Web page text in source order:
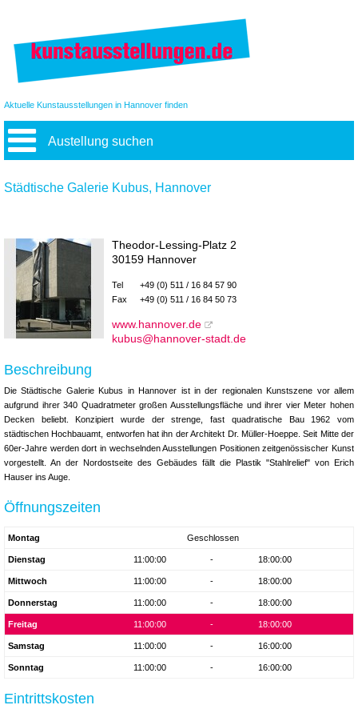
Aktuelle Kunstausstellungen in Hannover finden
Austellung suchen
Städtische Galerie Kubus, Hannover
Theodor-Lessing-Platz 2
30159 Hannover
Tel
+49 (0) 511 / 16 84 57 90
Fax
+49 (0) 511 / 16 84 50 73
www.hannover.de
kubus@hannover-stadt.de
Beschreibung
Die Städtische Galerie Kubus in Hannover ist in der regionalen Kunstszene vor allem
aufgrund ihrer 340 Quadratmeter großen Ausstellungsfläche und ihrer vier Meter hohen
Decken beliebt. Konzipiert wurde der strenge, fast quadratische Bau 1962 vom
städtischen Hochbauamt, entworfen hat ihn der Architekt Dr. Müller-Hoeppe. Seit Mitte der
60er-Jahre werden dort in wechselnden Ausstellungen Positionen zeitgenössischer Kunst
vorgestellt. An der Nordostseite des Gebäudes fällt die Plastik "Stahlrelief" von Erich
Hauser ins Auge.
Öffnungszeiten
Montag Geschlossen
Dienstag 11:00:00 - 18:00:00
Mittwoch 11:00:00 - 18:00:00
Donnerstag 11:00:00 - 18:00:00
Freitag 11:00:00 - 18:00:00
Samstag 11:00:00 - 16:00:00
Sonntag 11:00:00 - 16:00:00
Eintrittskosten